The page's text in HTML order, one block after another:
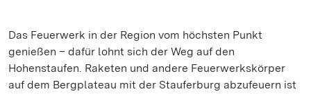
Das Feuerwerk in der Region vom höchsten Punkt
genießen – dafür lohnt sich der Weg auf den
Hohenstaufen. Raketen und andere Feuerwerkskörper
auf dem Bergplateau mit der Stauferburg abzufeuern ist